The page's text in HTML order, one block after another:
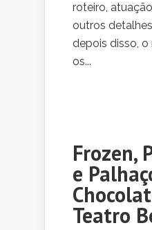
roteiro,
outros
depois disso,
os...
Frozen,
e
Teatro